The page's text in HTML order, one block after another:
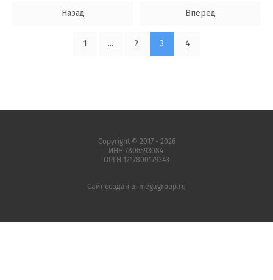
Назад
1 ... 2 3 4
Вперед
Copyright © 2017 - 2026
ИНН 7806593084
ОРГН 1217800179343
Сайт создан в: megagroup.ru